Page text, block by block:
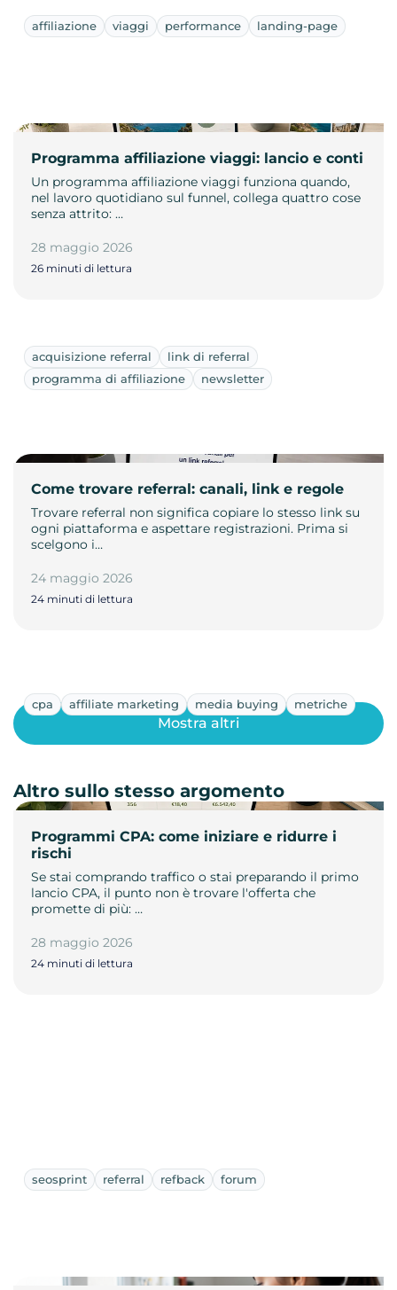
affiliazione viaggi performance landing-page
Programma affiliazione viaggi: lancio e conti
Un programma affiliazione viaggi funziona quando,
nel lavoro quotidiano sul funnel, collega quattro cose
senza attrito: …
28 maggio 2026
26 minuti di lettura
acquisizione referral
link di referral
programma di affiliazione
newsletter
Come trovare referral: canali, link e regole
Trovare referral non significa copiare lo stesso link su
ogni piattaforma e aspettare registrazioni. Prima si
scelgono i…
24 maggio 2026
24 minuti di lettura
cpa affiliate marketing media buying metriche
Programmi CPA: come iniziare e ridurre i
rischi
Se stai comprando traffico o stai preparando il primo
lancio CPA, il punto non è trovare l'offerta che
promette di più: …
28 maggio 2026
24 minuti di lettura
Mostra altri
Altro sullo stesso argomento
seosprint referral refback forum